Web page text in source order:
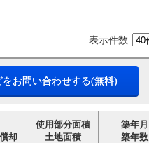
表示件数
をお問い合わせする(無料)
却
使用部分面積
土地面積
築年月
築年数